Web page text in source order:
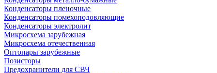
Конденсаторы пленочные
Конденсаторы помехоподовляющие
Конденсаторы электролит
Микросхема зарубежная
Микросхема отечественная
Оптопары зарубежные
Позисторы
Предохранители для СВЧ